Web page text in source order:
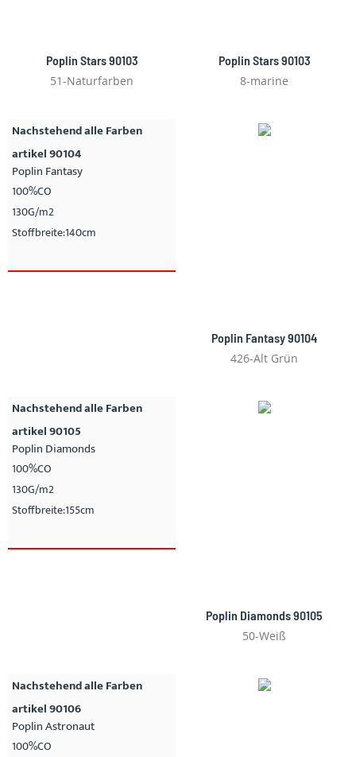
Poplin Stars 90103
51-Naturfarben
Poplin Stars 90103
8-marine
Nachstehend alle Farben
artikel 90104
Poplin Fantasy
100%CO
130G/m2
Stoffbreite:140cm
Poplin Fantasy 90104
426-Alt Grün
Nachstehend alle Farben
artikel 90105
Poplin Diamonds
100%CO
130G/m2
Stoffbreite:155cm
Poplin Diamonds 90105
50-Weiß
Nachstehend alle Farben
artikel 90106
Poplin Astronaut
100%CO